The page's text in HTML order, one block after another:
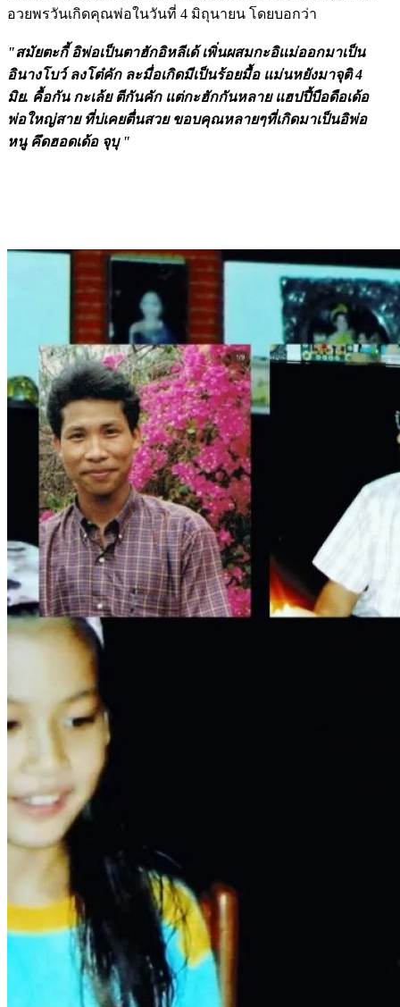
อวยพรวันเกิดคุณพ่อในวันที่ 4 มิถุนายน โดยบอกว่า
"สมัยตะกี้ อิพ่อเป็นตาฮักอิหลีเด้ เพิ่นผสมกะอิเเม่ออกมาเป็น
อินางโบว์ ลงโต๋คัก ละมื่อเกิดมีเป็นร้อยมื้อ แม่นหยังมาจุติ 4
มิย. คื้อกัน กะเล้ย ตีกันคัก แต่กะฮักกันหลาย แฮปปี้บือดือเด้อ
พ่อใหญ่สาย ที่บ่เคยตื่นสวย ขอบคุณหลายๆที่เกิดมาเป็นอิพ่อ
หนู คึดฮอดเด้อ จุบุ "